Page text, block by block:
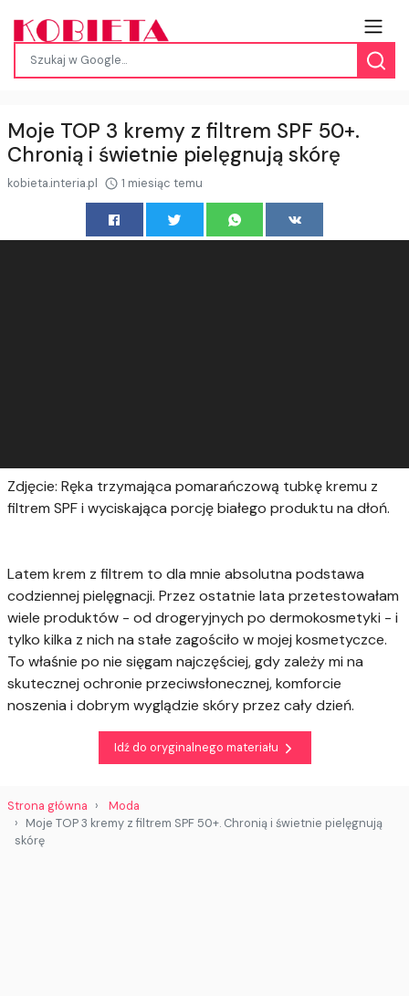
Moje TOP 3 kremy z filtrem SPF 50+.
Chronią i świetnie pielęgnują skórę
kobieta.interia.pl 1 miesiąc temu
Zdjęcie: Ręka trzymająca pomarańczową tubkę kremu z
filtrem SPF i wyciskająca porcję białego produktu na dłoń.
Latem krem z filtrem to dla mnie absolutna podstawa
codziennej pielęgnacji. Przez ostatnie lata przetestowałam
wiele produktów - od drogeryjnych po dermokosmetyki - i
tylko kilka z nich na stałe zagościło w mojej kosmetyczce.
To właśnie po nie sięgam najczęściej, gdy zależy mi na
skutecznej ochronie przeciwsłonecznej, komforcie
noszenia i dobrym wyglądzie skóry przez cały dzień.
Idź do oryginalnego materiału
Strona główna
Moda
Moje TOP 3 kremy z filtrem SPF 50+. Chronią i świetnie pielęgnują
skórę